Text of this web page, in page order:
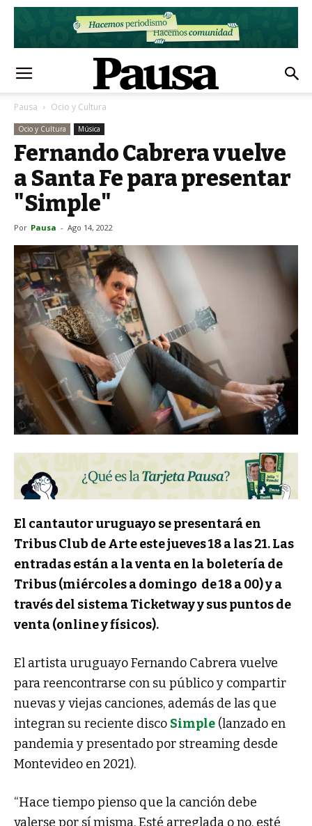
Pausa Ocio y Cultura
Ocio y Cultura Música
Fernando Cabrera vuelve
a Santa Fe para presentar
"Simple"
Por Pausa - Ago 14, 2022
El cantautor uruguayo se presentará en
Tribus Club de Arte este jueves 18 a las21. Las
entradas están a la venta en la boletería de
Tribus (miércoles a domingo de18 a 00) y a
través del sistema Ticketway y sus puntos de
venta (online y físicos).
El artista uruguayo Fernando Cabrera vuelve
para reencontrarse con su público y compartir
nuevas y viejas canciones, además de las que
integran su reciente disco Simple (lanzado en
pandemia y presentado por streaming desde
Montevideo en 2021).
“Hace tiempo pienso que la canción debe
valerse por sí misma. Esté arreglada o no, esté